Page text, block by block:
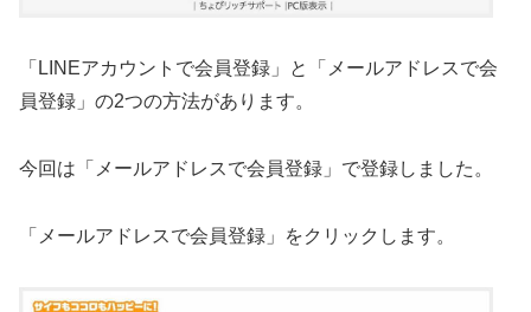
「LINEアカウントで会員登録」と「メールアドレスで会
員登録」の2つの方法があります。
今回は「メールアドレスで会員登録」で登録しました。
「メールアドレスで会員登録」をクリックします。